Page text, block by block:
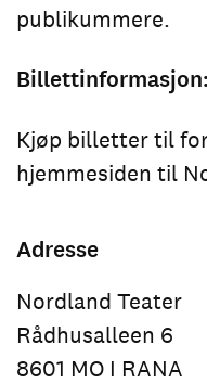
publikummere.
Billettinformasjon:
Kjøp billetter til
hjemmesiden til
Adresse
Nordland Teater
Rådhusalleen 6
8601 MO I RANA